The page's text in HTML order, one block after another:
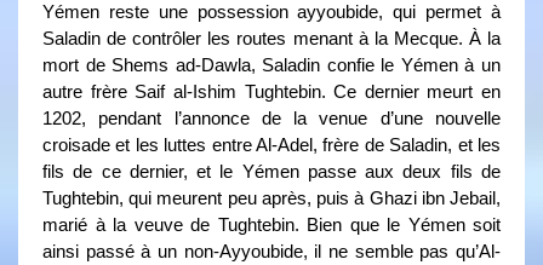
Yémen reste une possession ayyoubide, qui permet à
Saladin de contrôler les routes menant à la Mecque. À la
mort de Shems ad-Dawla, Saladin confie le Yémen à un
autre frère Saif al-Ishim Tughtebin. Ce dernier meurt en
1202, pendant l’annonce de la venue d’une nouvelle
croisade et les luttes entre Al-Adel, frère de Saladin, et les
fils de ce dernier, et le Yémen passe aux deux fils de
Tughtebin, qui meurent peu après, puis à Ghazi ibn Jebail,
marié à la veuve de Tughtebin. Bien que le Yémen soit
ainsi passé à un non-Ayyoubide, il ne semble pas qu’Al-